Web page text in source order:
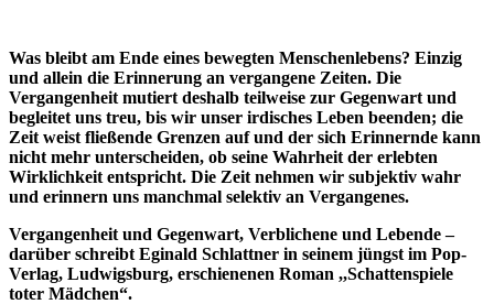
Was bleibt am Ende eines bewegten Menschenlebens? Einzig
und allein die Erinnerung an vergangene Zeiten. Die
Vergangenheit mutiert deshalb teilweise zur Gegenwart und
begleitet uns treu, bis wir unser irdisches Leben beenden; die
Zeit weist fließende Grenzen auf und der sich Erinnernde kann
nicht mehr unterscheiden, ob seine Wahrheit der erlebten
Wirklichkeit entspricht. Die Zeit nehmen wir subjektiv wahr
und erinnern uns manchmal selektiv an Vergangenes.
Vergangenheit und Gegenwart, Verblichene und Lebende –
darüber schreibt Eginald Schlattner in seinem jüngst im Pop-
Verlag, Ludwigsburg, erschienenen Roman ,,Schattenspiele
toter Mädchen“.